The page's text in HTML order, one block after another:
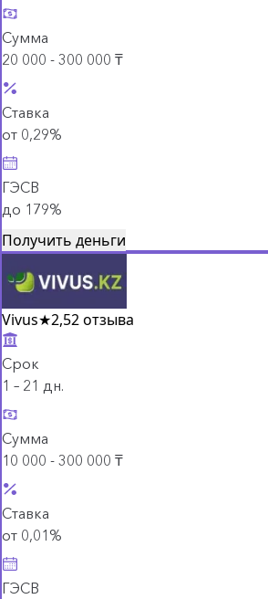
Сумма
20 000 - 300 000 ₸
Ставка
от 0,29%
ГЭСВ
до 179%
Получить деньги
Vivus★2,52 отзыва
Срок
1 – 21 дн.
Сумма
10 000 - 300 000 ₸
Ставка
от 0,01%
ГЭСВ